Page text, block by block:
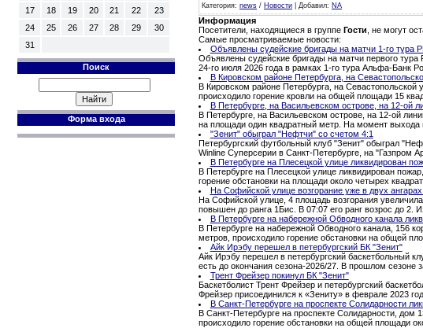
17
18 19 20 21 22
23
24
25 26 27 28 29
30
31
Поиск
Форма входа
Категория: news / Новости Добавил: NA
Информация
Посетители, находящиеся в группе Гости , не могут
Самые просматриваемые новости:
Объявлены судейские бригады на матчи 1-го тура
Объявлены судейские бригады на матчи первого
24-го июля 2026 года в рамках 1-го тура Альфа-Банк
В Кировском районе Петербурга, на
В Кировском районе Петербурга, на
происходило горение кровли на общей площади 15
В Петербурге, на Васильевском острове, на 12-ой
В Петербурге, на Васильевском острове, на 12-ой
на площади один квадратный метр. На момент выхода
"Зенит" обыграл "Нефтчи" со счетом 4:1
Петербургский футбольный клуб "Зенит" обыграл
Winline Суперсерии в Санкт-Петербурге, на "Газпром
В Петербурге на Плесецкой улице ликвидирован
В Петербурге на Плесецкой улице ликвидирован
горение обстановки на площади около четырех
На Софийской улице возгорание уже в двух
На Софийской улице, 4 площадь возгорания
повышен до ранга 1Бис. В 07:07 его ранг возрос до 2.
В Петербурге на набережной Обводного канала
В Петербурге на набережной Обводного канала, 156
метров, происходило горение обстановки на общей
Айк Ирэбу перешел в петербургский БК "Зенит"
Айк Ирэбу перешел в петербургский баскетбольный
есть до окончания сезона-2026/27. В прошлом сезоне
Трент Фрейзер покинул БК "Зенит"
Баскетболист Трент Фрейзер и петербургский
Фрейзер присоединился к «Зениту» в феврале 2023
В Санкт-Петербурге на проспекте Солидарности
В Санкт-Петербурге на проспекте Солидарности,
происходило горение обстановки на общей площади